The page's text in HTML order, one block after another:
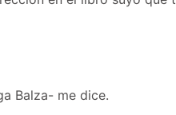
Balza- me dice.